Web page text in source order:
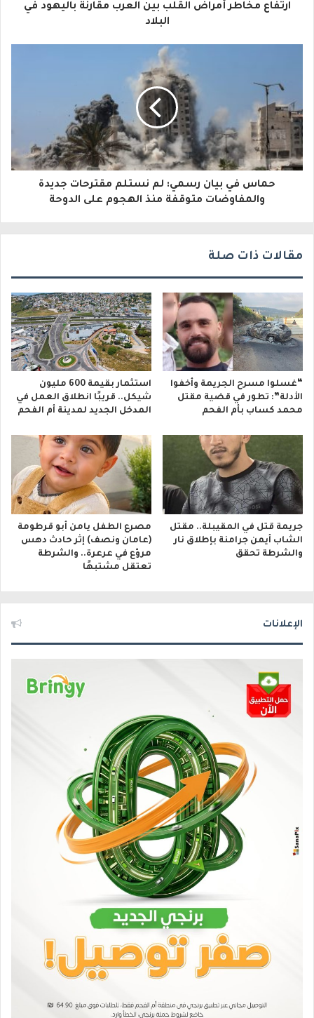
إ
ت
ر
و
ارتفاع مخاطر أمراض القلب بين العرب مقارنة باليهود في
البلاد
حماس في بيان رسمي: لم نستلم مقترحات جديدة
والمفاوضات متوقفة منذ الهجوم على الدوحة
مقالات ذات صلة
“غسلوا مسرح الجريمة وأخفوا
الأدلة”: تطور في قضية مقتل
محمد كساب بأم الفحم
استثمار بقيمة 600 مليون
شيكل.. قريبًا انطلاق العمل في
المدخل الجديد لمدينة أم الفحم
جريمة قتل في المقيبلة.. مقتل
الشاب أيمن جرامنة بإطلاق نار
والشرطة تحقق
مصرع الطفل يامن أبو قرطومة
(عامان ونصف) إثر حادث دهس
مروّع في عرعرة.. والشرطة
تعتقل مشتبهًا
الإعلانات